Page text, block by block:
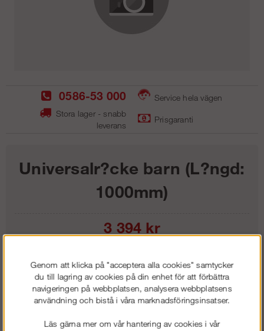
0586-53 000
Service hela vägen
Stora lager - snabb
leverans
Prisgaranti
Universalr?cke barn (L?ngd:
1000mm)
3 394 kr
Lägg i kundvagnen
Frakt:
Klass 1 - 99 kr ex moms
Genom att klicka på "acceptera alla cookies" samtycker
du till lagring av cookies på din enhet för att förbättra
navigeringen på webbplatsen, analysera webbplatsens
användning och bistå i våra marknadsföringsinsatser.
Läs gärna mer om vår hantering av cookies i vår